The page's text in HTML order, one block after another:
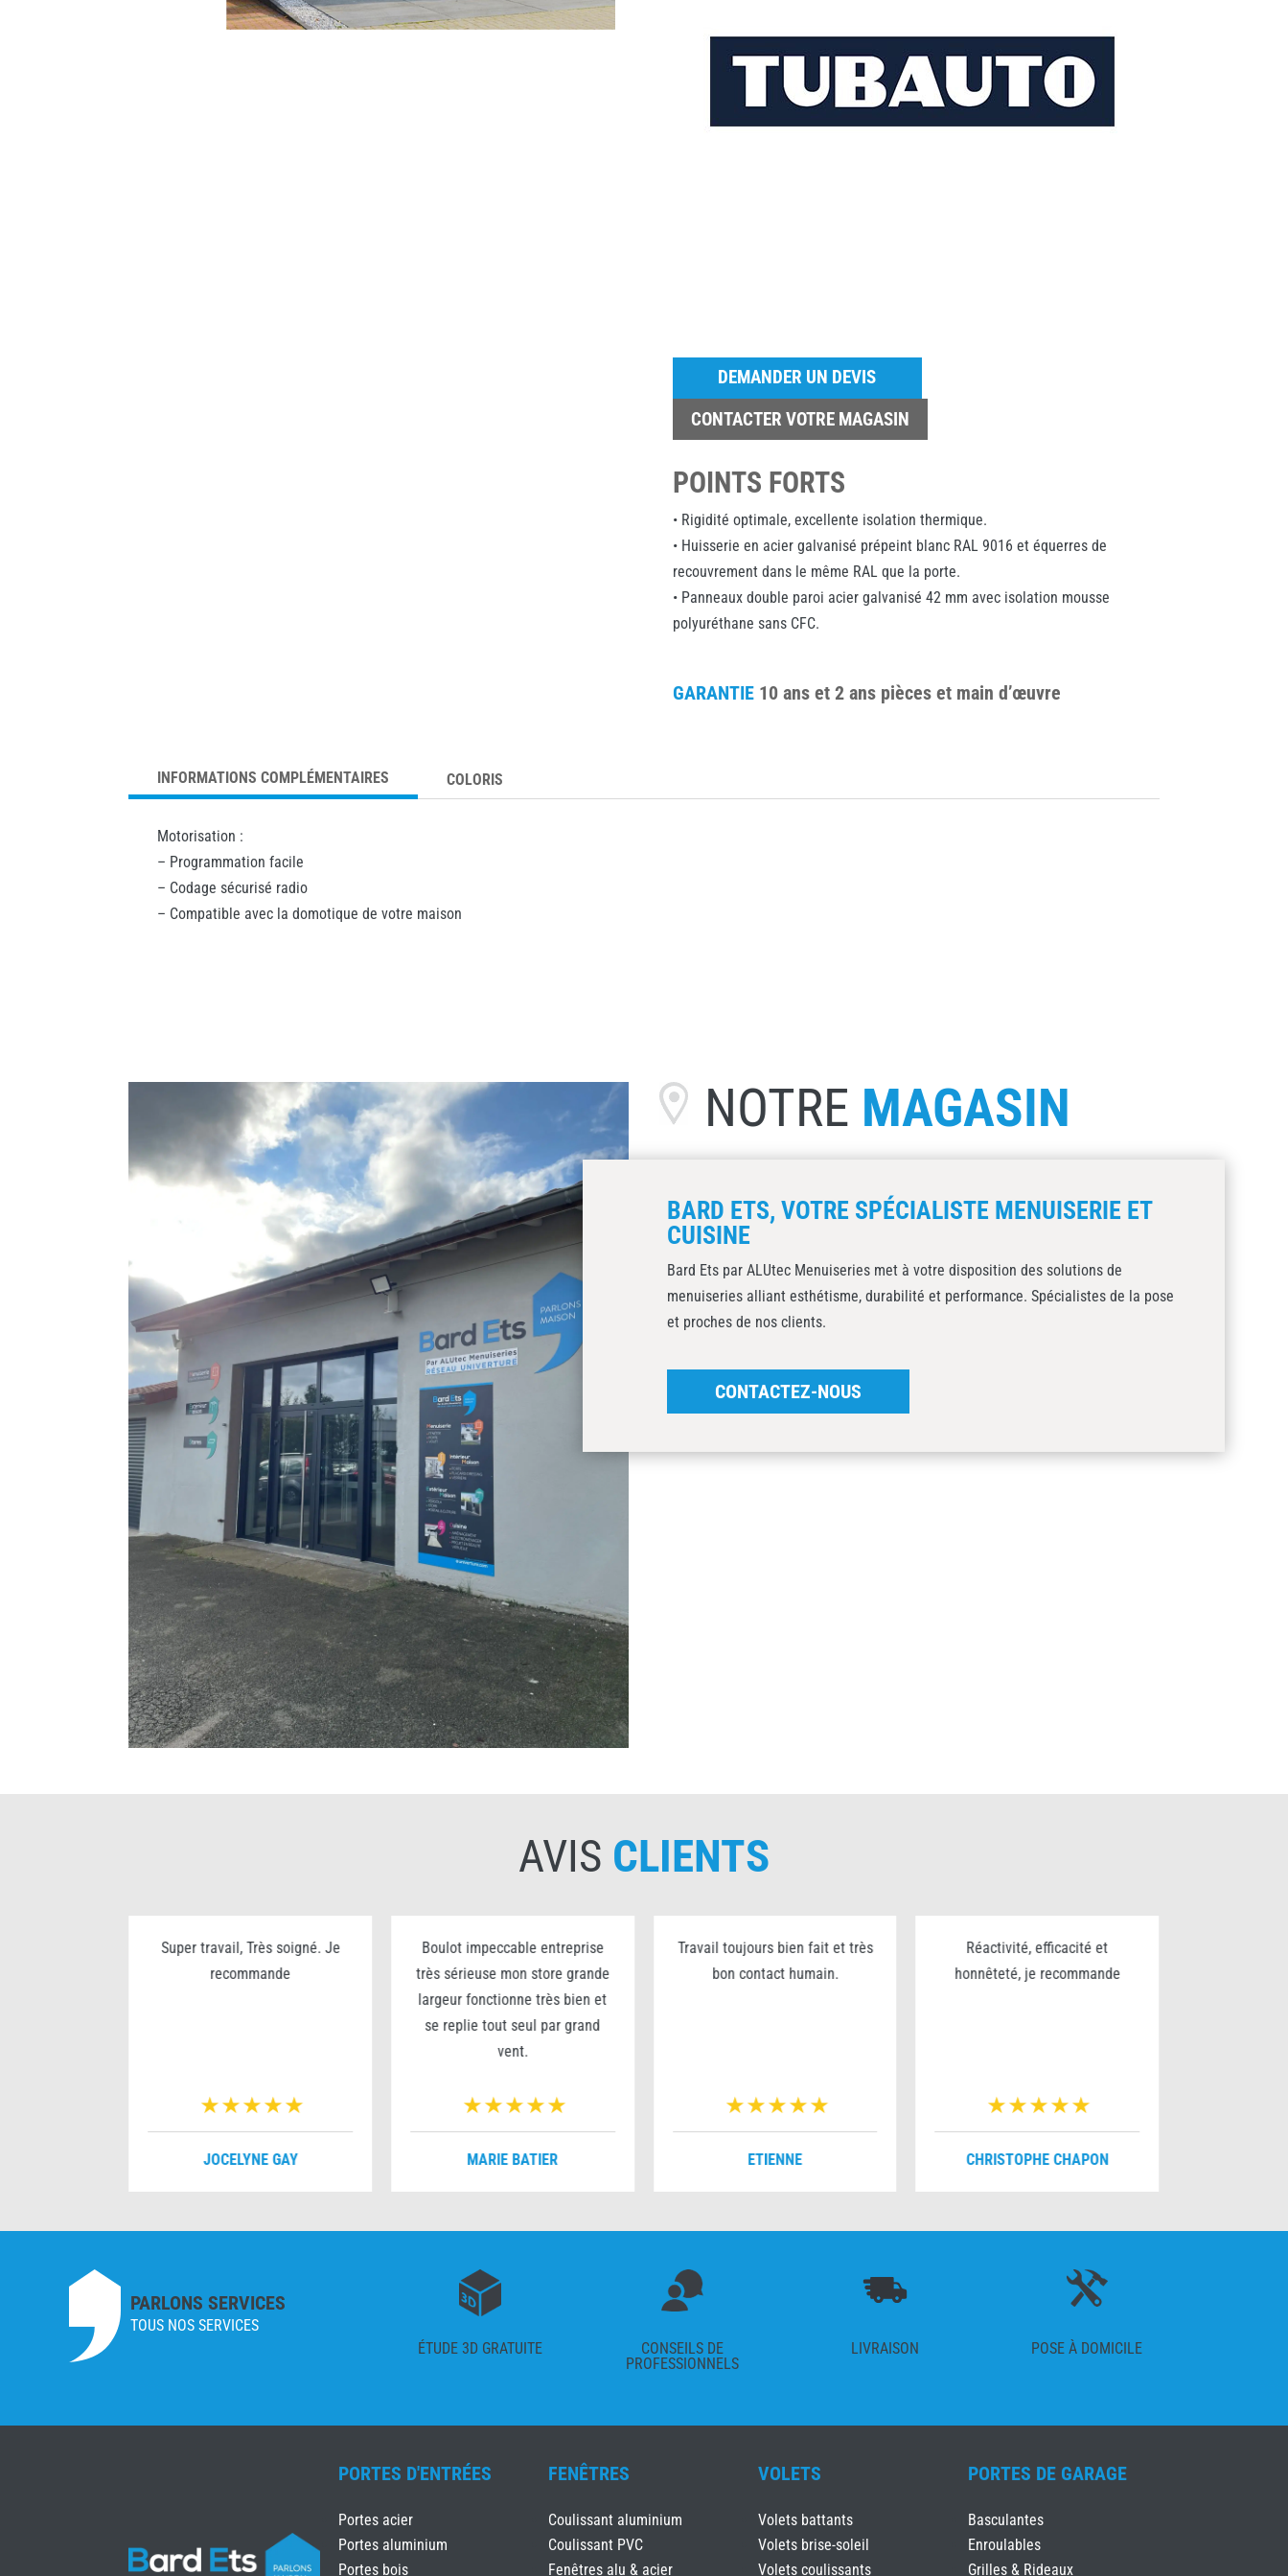
DEMANDER UN DEVIS
CONTACTER VOTRE MAGASIN
POINTS FORTS
• Rigidité optimale, excellente isolation thermique.
• Huisserie en acier galvanisé prépeint blanc RAL 9016 et équerres de
recouvrement dans le même RAL que la porte.
• Panneaux double paroi acier galvanisé 42 mm avec isolation mousse
polyuréthane sans CFC.
GARANTIE 10 ans et 2 ans pièces et main d’œuvre
INFORMATIONS COMPLÉMENTAIRES COLORIS
Motorisation :
– Programmation facile
– Codage sécurisé radio
– Compatible avec la domotique de votre maison
NOTRE MAGASIN
BARD ETS, VOTRE SPÉCIALISTE MENUISERIE ET
CUISINE
Bard Ets par ALUtec Menuiseries met à votre disposition des solutions de
menuiseries alliant esthétisme, durabilité et performance. Spécialistes de la pose
et proches de nos clients.
CONTACTEZ-NOUS
AVIS CLIENTS
Super travail, Très soigné. Je
recommande
JOCELYNE GAY
Boulot impeccable entreprise
très sérieuse mon store grande
largeur fonctionne très bien et
se replie tout seul par grand
vent.
MARIE BATIER
Travail toujours bien fait et très
bon contact humain.
ETIENNE
Réactivité, efficacité et
honnêteté, je recommande
CHRISTOPHE CHAPON
PARLONS SERVICES
TOUS NOS SERVICES
ÉTUDE 3D GRATUITE
CONSEILS DE
PROFESSIONNELS
LIVRAISON POSE À DOMICILE
PORTES D'ENTRÉES
Portes acier
Portes aluminium
Portes bois
FENÊTRES
Coulissant aluminium
Coulissant PVC
Fenêtres alu & acier
VOLETS
Volets battants
Volets brise-soleil
Volets coulissants
PORTES DE GARAGE
Basculantes
Enroulables
Grilles & Rideaux